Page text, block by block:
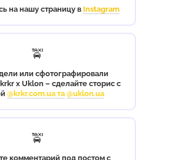
на нашу страницу в Instagram
🚖
или сфотографировали
x Uklon – сделайте сторис с
@krkr.com.ua та @uklon.ua
🚖
комментарий под постом с